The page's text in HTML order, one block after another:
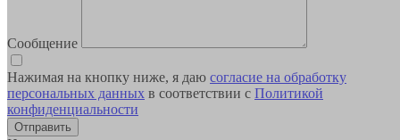
Сообщение
Нажимая на кнопку ниже, я даю согласие на обработку
персональных данных в соответствии с Политикой
конфиденциальности